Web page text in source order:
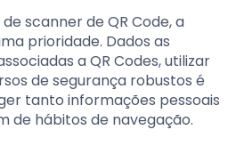
scanner de QR Code, a
prioridade. Dados as
a QR Codes, utilizar
de segurança robustos é
tanto informações pessoais
de hábitos de navegação.